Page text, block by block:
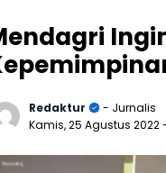
Redaktur
- Jurnalis
Kamis, 25 Agustus 2022